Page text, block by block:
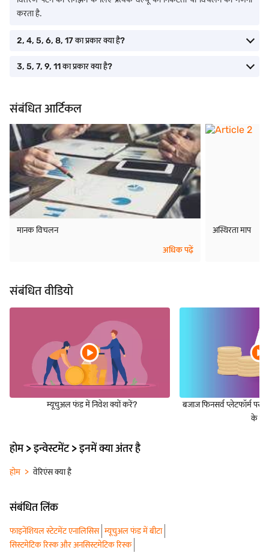
करता है.
2, 4, 5, 6, 8, 17 का प्रकार क्या है?
3, 5, 7, 9, 11 का प्रकार क्या है?
संबंधित आर्टिकल
मानक विचलन
अधिक पढ़ें
अस्थिरता माप
संबंधित वीडियो
म्यूचुअल फंड में निवेश क्यों करें?
बजाज फिनसर्व प्लेटफॉर्म
के
होम > इन्वेस्टमेंट > इनमें क्या अंतर है
होम वेरिएंस क्या है
संबंधित लिंक
फाइनेंशियल स्टेटमेंट एनालिसिस म्यूचुअल फंड में बीटा
सिस्टमेटिक रिस्क और अनसिस्टमेटिक रिस्क